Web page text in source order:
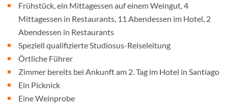
Frühstück, ein Mittagessen auf einem Weingut, 4
Mittagessen in Restaurants, 11 Abendessen im Hotel, 2
Abendessen in Restaurants
Speziell qualifizierte Studiosus-Reiseleitung
Örtliche Führer
Zimmer bereits bei Ankunft am 2. Tag im Hotel in Santiago
Ein Picknick
Eine Weinprobe